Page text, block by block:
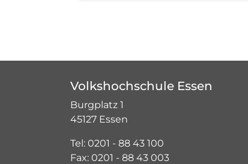
Volkshochschule Essen
Burgplatz 1
45127 Essen
Tel: 0201 - 88 43 100
Fax: 0201 - 88 43 003